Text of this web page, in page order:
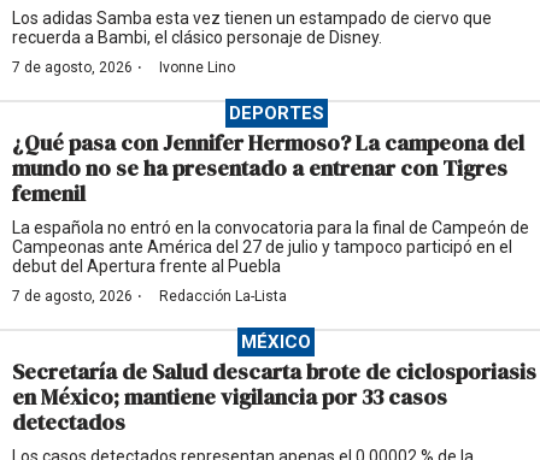
Los adidas Samba esta vez tienen un estampado de ciervo que
recuerda a Bambi, el clásico personaje de Disney.
7 de agosto, 2026 · Ivonne Lino
DEPORTES
¿Qué pasa con Jennifer Hermoso? La campeona del
mundo no se ha presentado a entrenar con Tigres
femenil
La española no entró en la convocatoria para la final de Campeón de
Campeonas ante América del 27 de julio y tampoco participó en el
debut del Apertura frente al Puebla
7 de agosto, 2026 · Redacción La-Lista
MÉXICO
Secretaría de Salud descarta brote de ciclosporiasis
en México; mantiene vigilancia por 33 casos
detectados
Los casos detectados representan apenas el 0.00002 % de la